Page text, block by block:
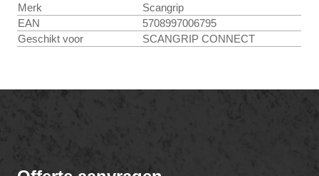
Merk
Scangrip
EAN
5708997006795
Geschikt voor
SCANGRIP CONNECT